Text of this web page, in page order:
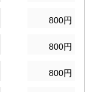
800円
800円
800円